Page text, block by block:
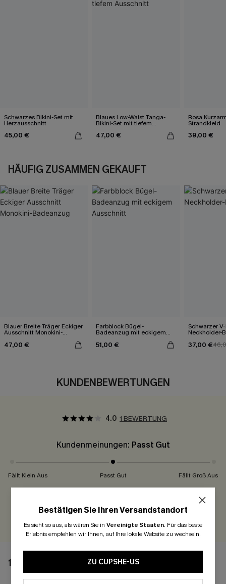
Schwarzes Bikini-Set mit
Herzausschnitt
45,00 €
Blaues Low-Waist Tanga-
Bikini-Set mit tiefem
47,00 €
Rosa
Strandkleid
39,00 €
HÄUFIG ZUSAMMEN GEKAUFT
Blauer Breite Träger Eckiger
Ausschnitt Monokini-
47,00 €
Farbblock Bügel-
Badeanzug mit eckigem
51,00 €
Schwarzer
Neckholder-
37,00 €
KUNDENBEWERTUNGEN
4.0 1 BEWERTUNG
Kundenmeinungen: Passt Gut
Fällt Klein Aus Passt Gut Fällt Groß Aus
1 BEWERTUNG
Bestätigen Sie Ihren Versandstandort
Es sieht so aus, als wären Sie in Vereinigte Staaten. Für das beste
Erlebnis empfehlen wir Ihnen, auf Ihre lokale Website zu wechseln.
ZU CUPSHE-US